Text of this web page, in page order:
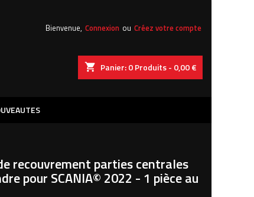
Bienvenue, Connexion ou Créez votre compte
shopping_cart Panier:0Produits - 0,00 €
recouvrement parties centrales
pour SCANIA© 2022 - 1 pièce au